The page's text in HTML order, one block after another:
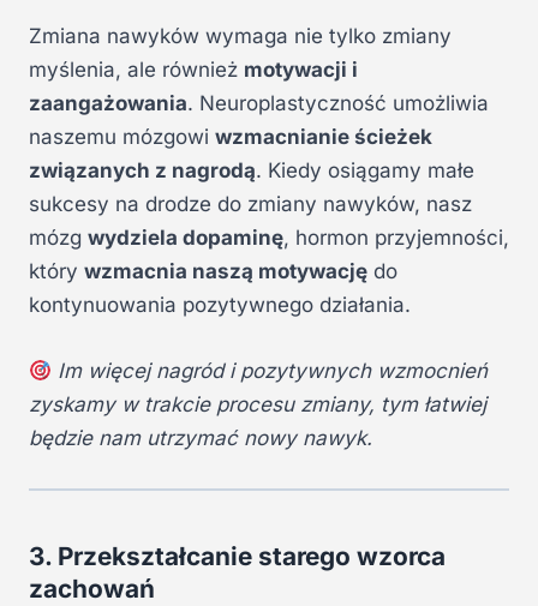
Zmiana nawyków wymaga nie tylko zmiany
myślenia, ale również motywacji i
zaangażowania. Neuroplastyczność umożliwia
naszemu mózgowi wzmacnianie ścieżek
związanych z nagrodą. Kiedy osiągamy małe
sukcesy na drodze do zmiany nawyków, nasz
mózg wydziela dopaminę, hormon przyjemności,
który wzmacnia naszą motywację do
kontynuowania pozytywnego działania.
Im więcej nagród i pozytywnych wzmocnień
zyskamy w trakcie procesu zmiany, tym łatwiej
będzie nam utrzymać nowy nawyk.
3. Przekształcanie starego wzorca
zachowań